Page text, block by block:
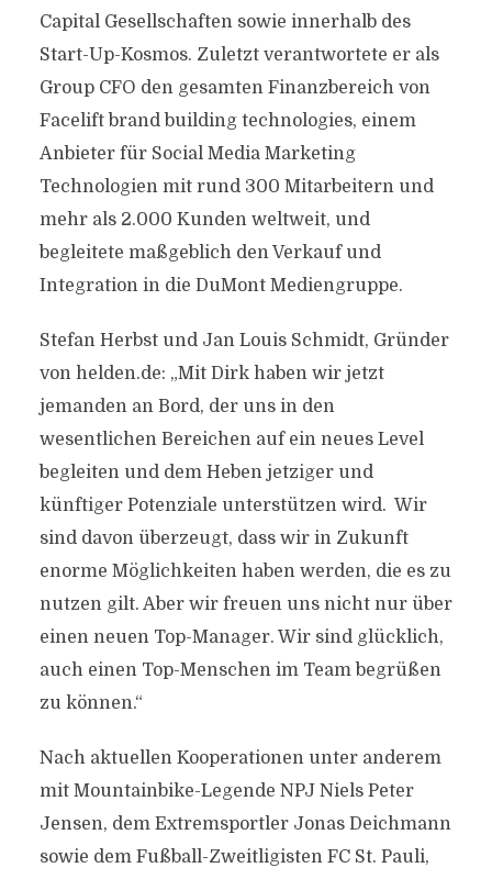
Capital Gesellschaften sowie innerhalb des
Start-Up-Kosmos. Zuletzt verantwortete er als
Group CFO den gesamten Finanzbereich von
Facelift brand building technologies, einem
Anbieter für Social Media Marketing
Technologien mit rund 300 Mitarbeitern und
mehr als 2.000 Kunden weltweit, und
begleitete maßgeblich den Verkauf und
Integration in die DuMont Mediengruppe.
Stefan Herbst und Jan Louis Schmidt, Gründer
von helden.de: „Mit Dirk haben wir jetzt
jemanden an Bord, der uns in den
wesentlichen Bereichen auf ein neues Level
begleiten und dem Heben jetziger und
künftiger Potenziale unterstützen wird. Wir
sind davon überzeugt, dass wir in Zukunft
enorme Möglichkeiten haben werden, die es zu
nutzen gilt. Aber wir freuen uns nicht nur über
einen neuen Top-Manager. Wir sind glücklich,
auch einen Top-Menschen im Team begrüßen
zu können.“
Nach aktuellen Kooperationen unter anderem
mit Mountainbike-Legende NPJ Niels Peter
Jensen, dem Extremsportler Jonas Deichmann
sowie dem Fußball-Zweitligisten FC St. Pauli,